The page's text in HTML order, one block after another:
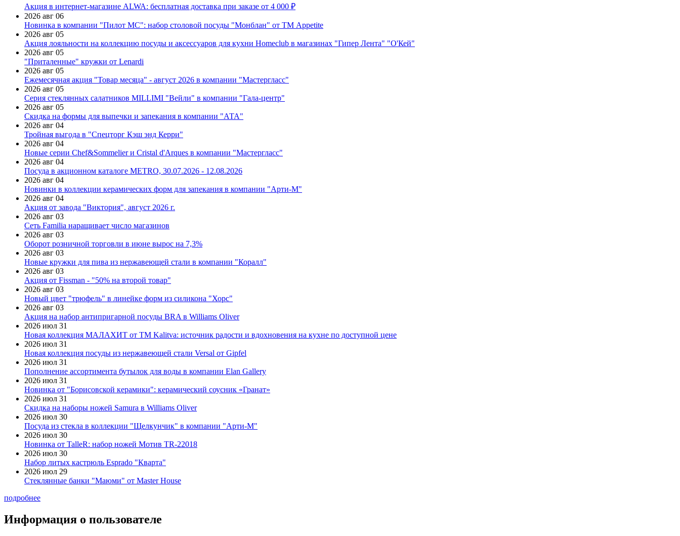
Акция в интернет-магазине ALWA: бесплатная доставка при заказе от 4 000 ₽
2026 авг 06
Новинка в компании "Пилот МС": набор столовой посуды "Монблан" от ТМ Appetite
2026 авг 05
Акция лояльности на коллекцию посуды и аксессуаров для кухни Homeclub в магазинах "Гипер Лента" "О'Кей"
2026 авг 05
"Приталенные" кружки от Lenardi
2026 авг 05
Ежемесячная акция "Товар месяца" - август 2026 в компании "Мастергласс"
2026 авг 05
Серия стеклянных салатников MILLIMI "Вейли" в компании "Гала-центр"
2026 авг 05
Скидка на формы для выпечки и запекания в компании "АТА"
2026 авг 04
Тройная выгода в "Спецторг Кэш энд Керри"
2026 авг 04
Новые серии Chef&Sommelier и Cristal d'Arques в компании "Мастергласс"
2026 авг 04
Посуда в акционном каталоге METRO, 30.07.2026 - 12.08.2026
2026 авг 04
Новинки в коллекции керамических форм для запекания в компании "Арти-М"
2026 авг 04
Акция от завода "Виктория", август 2026 г.
2026 авг 03
Сеть Familia наращивает число магазинов
2026 авг 03
Оборот розничной торговли в июне вырос на 7,3%
2026 авг 03
Новые кружки для пива из нержавеющей стали в компании "Коралл"
2026 авг 03
Акция от Fissman - "50% на второй товар"
2026 авг 03
Новый цвет "трюфель" в линейке форм из силикона "Хорс"
2026 авг 03
Акция на набор антипригарной посуды BRA в Williams Oliver
2026 июл 31
Новая коллекция МАЛАХИТ от ТМ Kalitva: источник радости и вдохновения на кухне по доступной цене
2026 июл 31
Новая коллекция посуды из нержавеющей стали Versal от Gipfel
2026 июл 31
Пополнение ассортимента бутылок для воды в компании Elan Gallery
2026 июл 31
Новинка от "Борисовской керамики": керамический соусник «Гранат»
2026 июл 31
Скидка на наборы ножей Samura в Williams Oliver
2026 июл 30
Посуда из стекла в коллекции "Щелкунчик" в компании "Арти-М"
2026 июл 30
Новинка от TalleR: набор ножей Мотив TR-22018
2026 июл 30
Набор литых кастрюль Esprado "Кварта"
2026 июл 29
Стеклянные банки "Маюми" от Master House
подробнее
Информация о пользователе